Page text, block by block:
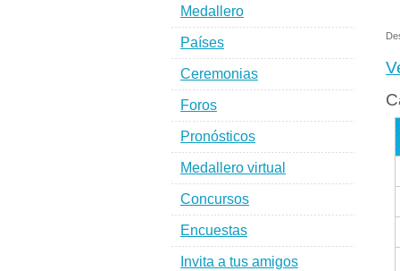
Medallero
Países
Ceremonias
Foros
Pronósticos
Medallero virtual
Concursos
Encuestas
Invita a tus amigos